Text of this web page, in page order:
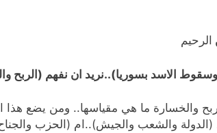
الرحيم
الاسد بسوريا)..نريد ان نفهم
والخسارة ما هي مقياسها.. ومن يضع
والشعب والجيش)..ام (الحزب